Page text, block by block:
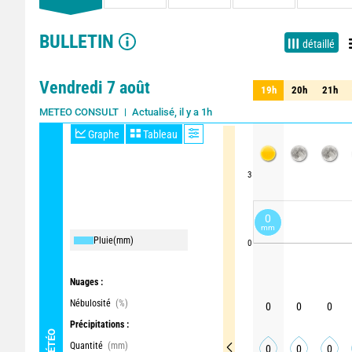
BULLETIN détaillé
Vendredi 7 août
METEO CONSULT Actualisé, il y a 1h
MÉTÉO
Graphe Tableau
Pluie(mm)
Nuages :
Nébulosité (%)
Précipitations :
Quantité (mm)
3
0
19h 20h 21h
19h 20h 21h
0 0 0
0 0 0
0
mm